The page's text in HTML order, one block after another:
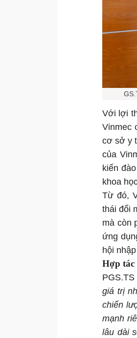
Với lợi
Vinmec
cơ sở y
của
kiến
khoa
Từ đó,
thái đổi
mà còn
ứng
hội
Hợp tác
giá trị
chiến
mạnh
lâu dài